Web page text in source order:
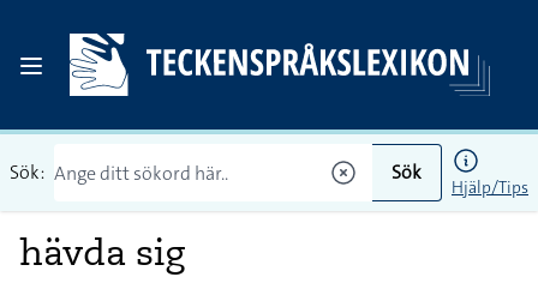
Sök: Sök
Hjälp/Tips
hävda sig